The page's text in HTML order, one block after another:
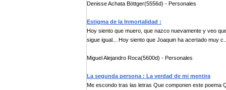
Denisse Achata Böttger(5556d) - Personales
Estigma de la Inmortalidad :
Hoy siento que muero, que nazco nuevamente y veo
sigue igual... Hoy siento que Joaquin ha acertado muy
Miguel Alejandro Roca(5600d) - Personales
La segunda persona : La verdad de mi mentira
Me escondo tras las letras Que componen este poema